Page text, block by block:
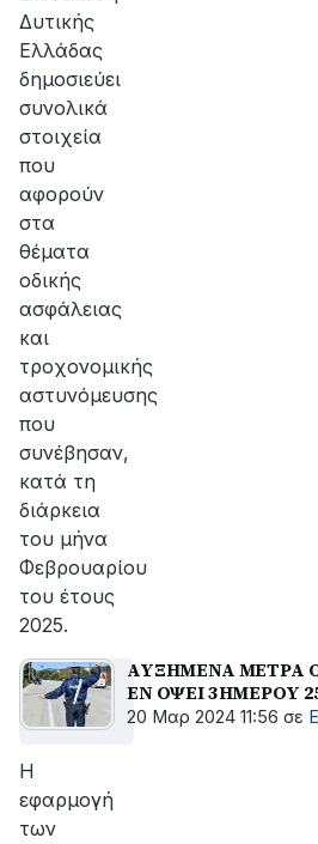
Δυτικής
Ελλάδας
δημοσιεύει
συνολικά
στοιχεία
που
αφορούν
στα
θέματα
οδικής
ασφάλειας
και
τροχονομικής
αστυνόμευσης
που
συνέβησαν,
κατά τη
διάρκεια
του μήνα
Φεβρουαρίου
του έτους
2025.
ΑΥΞΗΜΕΝΑ ΜΕΤΡΑ
ΕΝ ΟΨΕΙ 3ΗΜΕΡΟΥ
20 Μαρ 2024 11:56 σε
Η
εφαρμογή
των